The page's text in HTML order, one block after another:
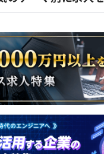
しております。
をピカッと輝かせる
ョナル集団になるべ
的なテクニカルスキ
長できる仕組みを構
修をおこなっていま
度
スキルセットを身に
ます！
康保険・厚生年金加
ェア健康保険組合加